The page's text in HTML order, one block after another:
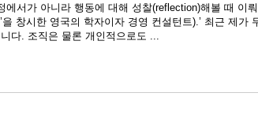
에서가 아니라 행동에 대해 성찰(reflection)해볼 때 이뤄
을 창시한 영국의 학자이자 경영 컨설턴트).’ 최근 제가
다. 조직은 물론 개인적으로도 ...